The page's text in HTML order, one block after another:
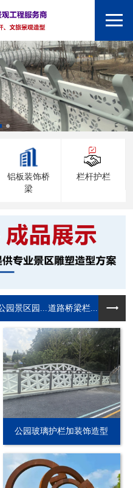
铝板装饰桥
梁
栏杆护栏
园景区园... 道路桥梁栏...
公园玻璃护栏加装饰造型